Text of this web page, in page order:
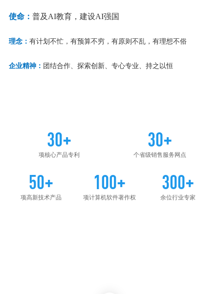
使命： 普及AI教育，建设AI强国
理念： 有计划不忙，有预算不穷，有原则不乱，有理想不俗
企业精神： 团结合作、探索创新、专心专业、持之以恒
30+
项核心产品专利
30+
个省级销售服务网点
50+
项高新技术产品
100+
项计算机软件著作权
300+
余位行业专家